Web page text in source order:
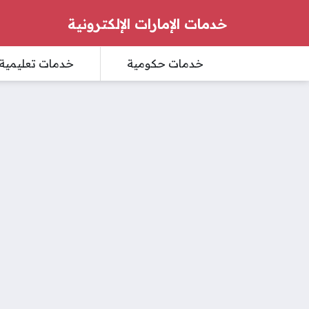
خدمات الإمارات الإلكترونية
خدمات حكومية خدمات تعليمية